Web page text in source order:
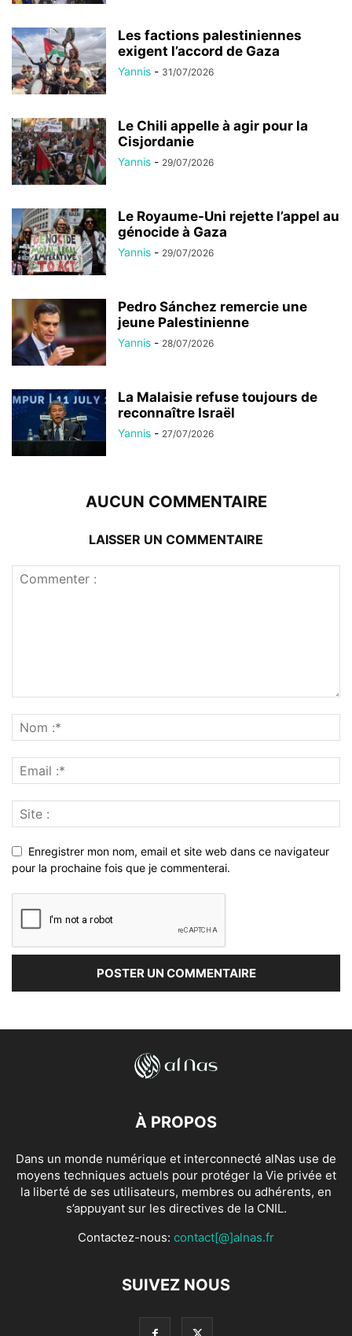
Les factions palestiniennes
exigent l’accord de Gaza
Yannis - 31/07/2026
Le Chili appelle à agir pour la
Cisjordanie
Yannis - 29/07/2026
Le Royaume-Uni rejette l’appel au
génocide à Gaza
Yannis - 29/07/2026
Pedro Sánchez remercie une
jeune Palestinienne
Yannis - 28/07/2026
La Malaisie refuse toujours de
reconnaître Israël
Yannis - 27/07/2026
AUCUN COMMENTAIRE
LAISSER UN COMMENTAIRE
Enregistrer mon nom, email et site web dans ce navigateur
pour la prochaine fois que je commenterai.
À PROPOS
Dans un monde numérique et interconnecté alNas use de
moyens techniques actuels pour protéger la Vie privée et
la liberté de ses utilisateurs, membres ou adhérents, en
s’appuyant sur les directives de la CNIL.
Contactez-nous: contact[@]alnas.fr
SUIVEZ NOUS